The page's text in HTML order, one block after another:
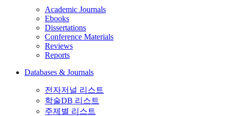
Academic Journals
Ebooks
Dissertations
Conference Materials
Reviews
Reports
Databases & Journals
전자저널 리스트
학술DB 리스트
주제별 리스트